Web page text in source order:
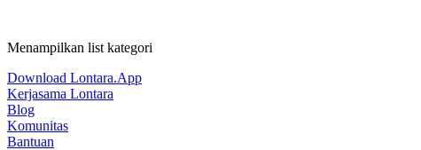
Menampilkan list kategori
Download Lontara.App
Kerjasama Lontara
Blog
Komunitas
Bantuan